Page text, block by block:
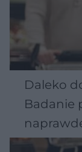
Daleko
Badanie